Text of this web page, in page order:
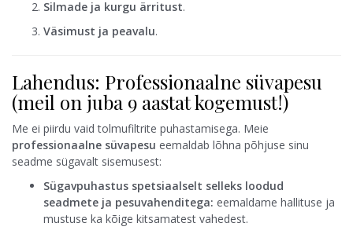
Silmade ja kurgu ärritust.
Väsimust ja peavalu.
Lahendus: Professionaalne süvapesu
(meil on juba 9 aastat kogemust!)
Me ei piirdu vaid tolmufiltrite puhastamisega. Meie
professionaalne süvapesu eemaldab lõhna põhjuse sinu
seadme sügavalt sisemusest:
Sügavpuhastus spetsiaalselt selleks loodud
seadmete ja pesuvahenditega: eemaldame hallituse ja
mustuse ka kõige kitsamatest vahedest.